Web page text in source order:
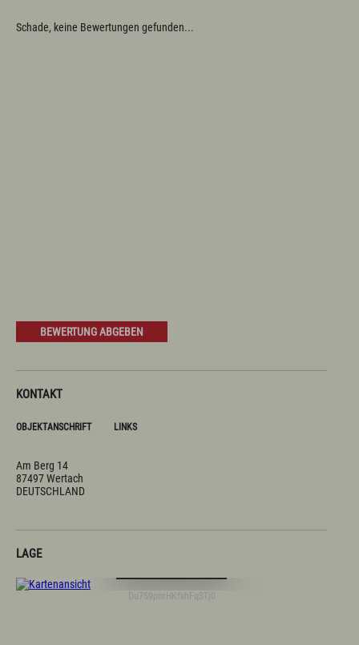
Newsletter
Schade, keine Bewertungen gefunden...
BEWERTUNG ABGEBEN
KONTAKT
OBJEKTANSCHRIFT
Am Berg 14
87497 Wertach
DEUTSCHLAND
LINKS
LAGE
Du7S9porHKfkhFqSTj0